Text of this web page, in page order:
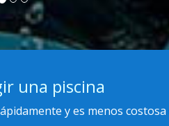
una piscina
y es menos